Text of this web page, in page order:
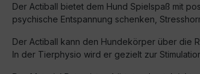
Der Actiball bietet dem Hund Spielspaß mit
psychische Entspannung schenken,
Der Actiball kann den Hundekörper über die
In der Tierphysio wird er gezielt zur